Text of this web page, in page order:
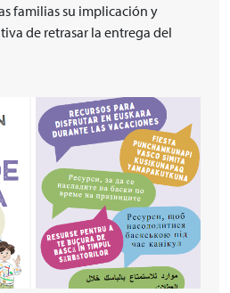
familias su implicación y
de retrasar la entrega del